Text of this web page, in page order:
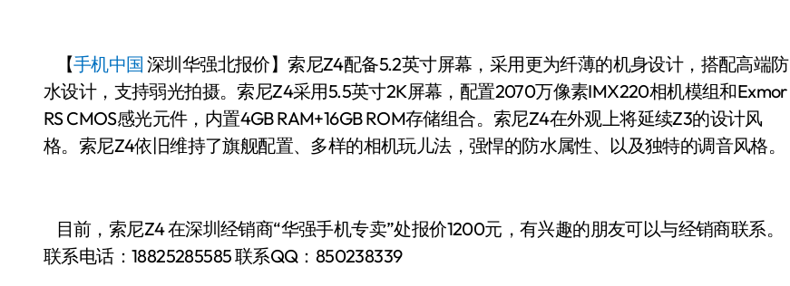
【手机中国 深圳华强北报价】索尼Z4配备5.2英寸屏幕，采用更为纤薄的机身设计，搭配高端防
水设计，支持弱光拍摄。索尼Z4采用5.5英寸2K屏幕，配置2070万像素IMX220相机模组和Exmor
RS CMOS感光元件，内置4GB RAM+16GB ROM存储组合。索尼Z4在外观上将延续Z3的设计风
格。索尼Z4依旧维持了旗舰配置、多样的相机玩儿法，强悍的防水属性、以及独特的调音风格。
目前，索尼Z4 在深圳经销商“华强手机专卖”处报价1200元，有兴趣的朋友可以与经销商联系。
联系电话： 18825285585联系QQ：850238339